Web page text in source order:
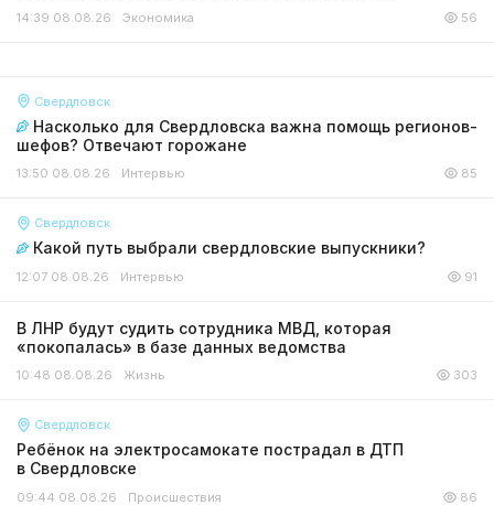
14:39 08.08.26 Экономика 56
Свердловск
Насколько для Свердловска важна помощь регионов-
шефов? Отвечают горожане
13:50 08.08.26 Интервью 85
Свердловск
Какой путь выбрали свердловские выпускники?
12:07 08.08.26 Интервью 91
В ЛНР будут судить сотрудника МВД, которая
«покопалась» в базе данных ведомства
10:48 08.08.26 Жизнь 303
Свердловск
Ребёнок на электросамокате пострадал в ДТП
в Свердловске
09:44 08.08.26 Происшествия 86